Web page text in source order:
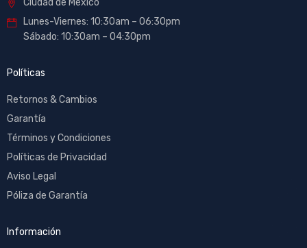
Ciudad de México
Lunes-Viernes: 10:30am – 06:30pm
Sábado: 10:30am – 04:30pm
Políticas
Retornos & Cambios
Garantía
Términos y Condiciones
Políticas de Privacidad
Aviso Legal
Póliza de Garantía
Información